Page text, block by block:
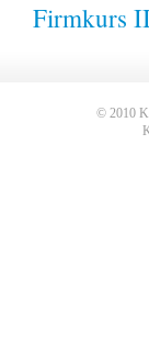
Firmkurs
© 2010